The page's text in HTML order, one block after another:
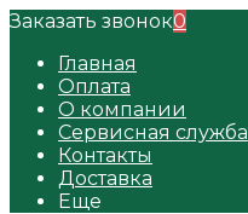
Заказать звонок0
Главная
Оплата
О компании
Сервисная служба
Контакты
Доставка
Еще